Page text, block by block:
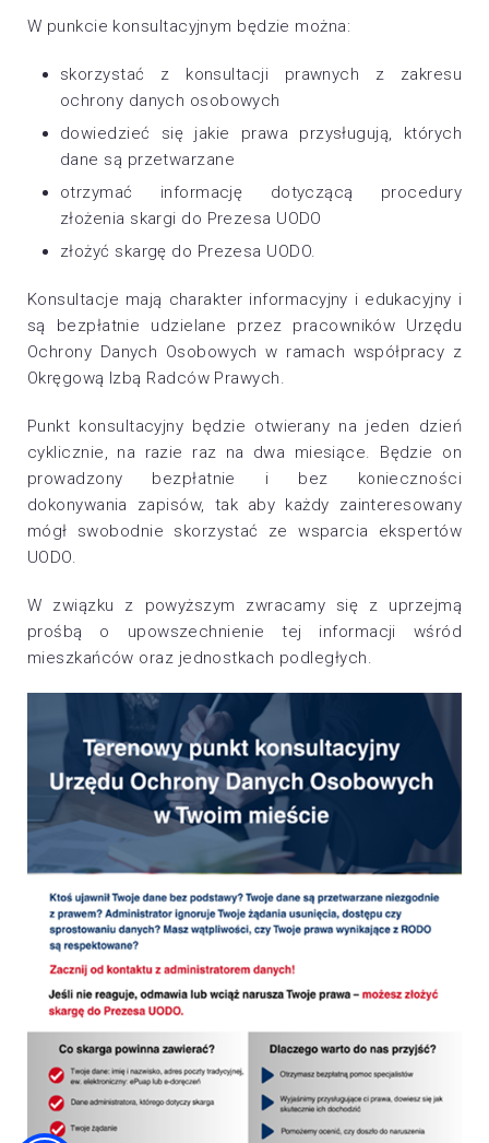
W punkcie konsultacyjnym będzie można:
skorzystać z konsultacji prawnych z zakresu
ochrony danych osobowych
dowiedzieć się jakie prawa przysługują, których
dane są przetwarzane
otrzymać informację dotyczącą procedury
złożenia skargi do Prezesa UODO
złożyć skargę do Prezesa UODO.
Konsultacje mają charakter informacyjny i edukacyjny i
są bezpłatnie udzielane przez pracowników Urzędu
Ochrony Danych Osobowych w ramach współpracy z
Okręgową Izbą Radców Prawych.
Punkt konsultacyjny będzie otwierany na jeden dzień
cyklicznie, na razie raz na dwa miesiące. Będzie on
prowadzony bezpłatnie i bez konieczności
dokonywania zapisów, tak aby każdy zainteresowany
mógł swobodnie skorzystać ze wsparcia ekspertów
UODO.
W związku z powyższym zwracamy się z uprzejmą
prośbą o upowszechnienie tej informacji wśród
mieszkańców oraz jednostkach podległych.